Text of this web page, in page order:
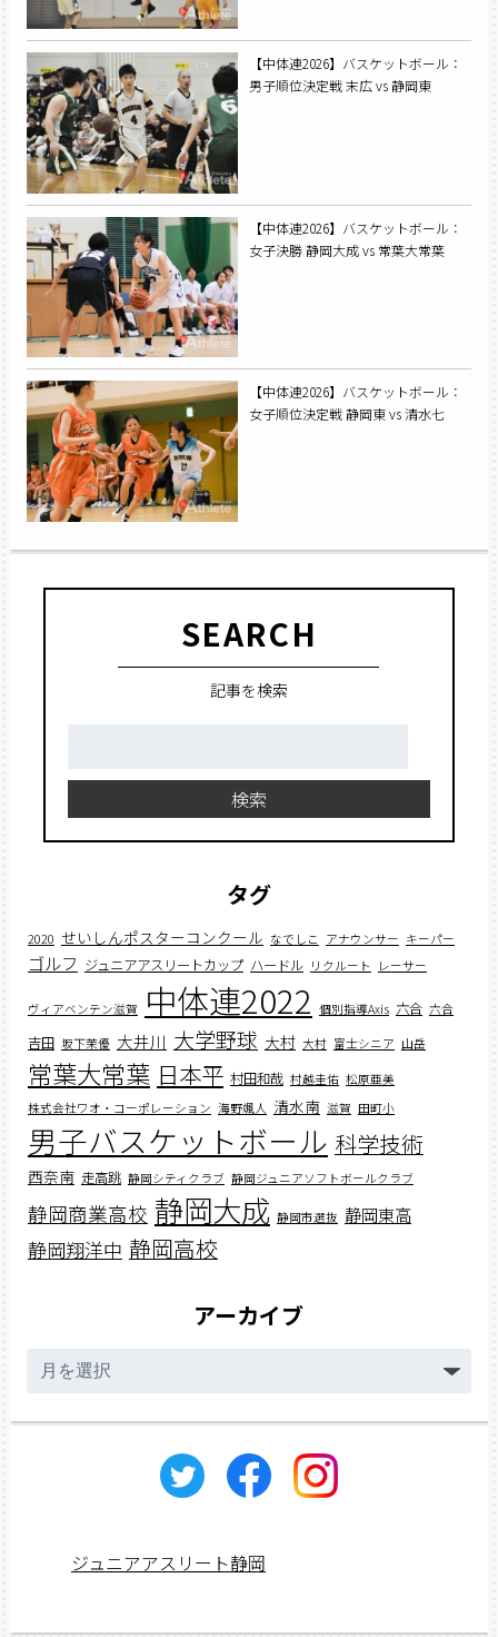
【中体連2026】バスケットボール：
男子順位決定戦 末広 vs 静岡東
【中体連2026】バスケットボール：
女子決勝 静岡大成 vs 常葉大常葉
【中体連2026】バスケットボール：
女子順位決定戦 静岡東 vs 清水七
SEARCH
記事を検索
検索
タグ
2020 せいしんポスターコンクール なでしこ アナウンサー キーパー
ゴルフ ジュニアアスリートカップ ハードル リクルート レーサー
ヴィアベンテン滋賀 中体連2022 個別指導Axis 六合 六合
吉田 坂下茉優 大井川 大学野球 大村 大村 富士シニア 山岳
常葉大常葉 日本平 村田和哉 村越圭佑 松原亜美
株式会社ワオ・コーポレーション 海野颯人 清水南 滋賀 田町小
男子バスケットボール 科学技術
西奈南 走高跳 静岡シティクラブ 静岡ジュニアソフトボールクラブ
静岡商業高校 静岡大成 静岡市選抜 静岡東高
静岡翔洋中 静岡高校
アーカイブ
ー
ジュニアアスリート静岡